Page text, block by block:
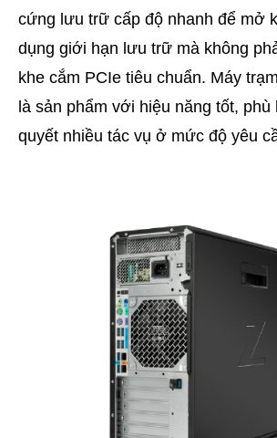
cứng lưu trữ cấp độ nhanh để mở
dụng giới hạn lưu trữ mà không
khe cắm PCIe tiêu chuẩn. Máy
là sản phẩm với hiệu năng tốt, phù
quyết nhiều tác vụ ở mức độ yêu